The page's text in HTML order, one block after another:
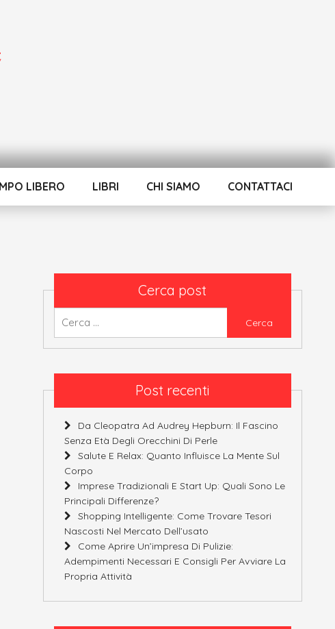
LIBERO LIBRI CHI SIAMO CONTATTACI
Cerca post
Post recenti
Da Cleopatra Ad Audrey Hepburn: Il Fascino
Senza Età Degli Orecchini Di Perle
Salute E Relax: Quanto Influisce La Mente Sul
Corpo
Imprese Tradizionali E Start Up: Quali Sono Le
Principali Differenze?
Shopping Intelligente: Come Trovare Tesori
Nascosti Nel Mercato Dell’usato
Come Aprire Un’impresa Di Pulizie:
Adempimenti Necessari E Consigli Per Avviare La
Propria Attività